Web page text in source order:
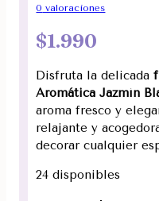
0 valoraciones
$1.990
Disfruta la delicada
Aromática Jazmín
aroma fresco y
relajante y
decorar cualquier
24 disponibles